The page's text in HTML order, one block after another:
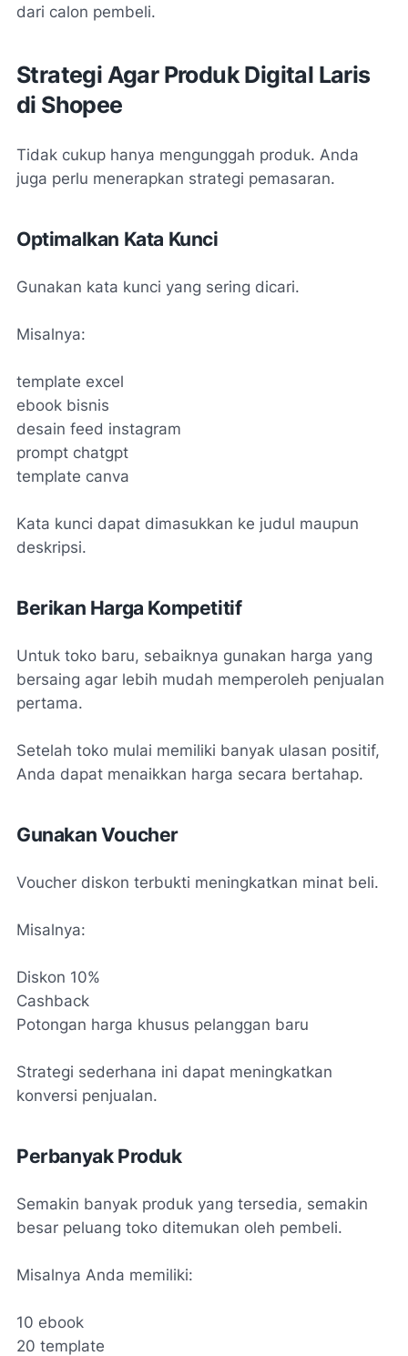
dari calon pembeli.
Strategi Agar Produk Digital Laris
di Shopee
Tidak cukup hanya mengunggah produk. Anda
juga perlu menerapkan strategi pemasaran.
Optimalkan Kata Kunci
Gunakan kata kunci yang sering dicari.
Misalnya:
template excel
ebook bisnis
desain feed instagram
prompt chatgpt
template canva
Kata kunci dapat dimasukkan ke judul maupun
deskripsi.
Berikan Harga Kompetitif
Untuk toko baru, sebaiknya gunakan harga yang
bersaing agar lebih mudah memperoleh penjualan
pertama.
Setelah toko mulai memiliki banyak ulasan positif,
Anda dapat menaikkan harga secara bertahap.
Gunakan Voucher
Voucher diskon terbukti meningkatkan minat beli.
Misalnya:
Diskon 10%
Cashback
Potongan harga khusus pelanggan baru
Strategi sederhana ini dapat meningkatkan
konversi penjualan.
Perbanyak Produk
Semakin banyak produk yang tersedia, semakin
besar peluang toko ditemukan oleh pembeli.
Misalnya Anda memiliki:
10 ebook
20 template